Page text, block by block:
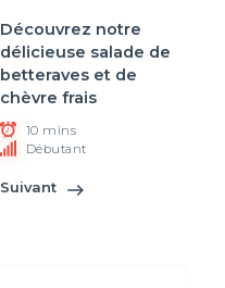
Découvrez notre
délicieuse salade de
betteraves et de
chèvre frais
10 mins
Débutant
Suivant